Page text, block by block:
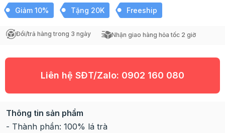
Giảm 10% Tặng 20K Freeship
Đổi/trả hàng trong 3 ngày Nhận giao hàng hỏa tốc 2 giờ
Liên hệ SĐT/Zalo: 0902 160 080
Thông tin sản phẩm
- Thành phần: 100% lá trà